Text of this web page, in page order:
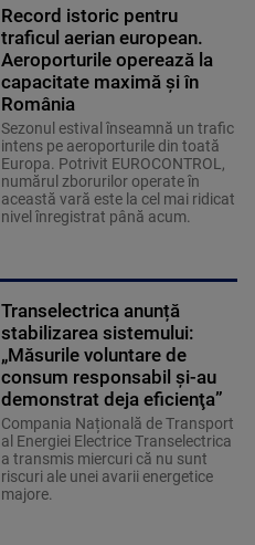
Record istoric pentru
traficul aerian european.
Aeroporturile operează la
capacitate maximă și în
România
Sezonul estival înseamnă un trafic
intens pe aeroporturile din toată
Europa. Potrivit EUROCONTROL,
numărul zborurilor operate în
această vară este la cel mai ridicat
nivel înregistrat până acum.
Transelectrica anunță
stabilizarea sistemului:
„Măsurile voluntare de
consum responsabil şi-au
demonstrat deja eficienţa”
Compania Națională de Transport
al Energiei Electrice Transelectrica
a transmis miercuri că nu sunt
riscuri ale unei avarii energetice
majore.